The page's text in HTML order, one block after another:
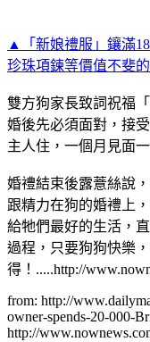
▲「新娘禮服」鑲滿
珍珠項鍊等價值不斐的
雙方狗家長致詞祝福
婚後先必須面對，接
主人住，一個月見面一
婚禮結束後露薏絲說
跟精力在狗的婚禮上
給牠們最好的生活，
過程，只要狗狗快樂
得！.....http://
from: http://
owner-spends-20-000-
http://